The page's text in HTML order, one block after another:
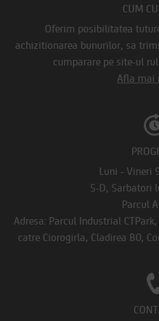
CUM
Oferim posibilitatea
achizitionarea bunurilor, sa
cumparare pe site-ul
Afla mai
Luni - Vineri
S-D, Sarbatori
Parcul
Adresa: Parcul Industrial
catre Ciorogirla, Cladirea B0,